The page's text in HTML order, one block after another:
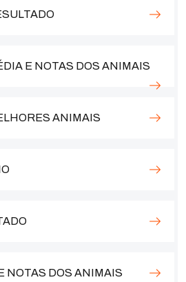
E NOTAS DOS ANIMAIS
ANIMAIS
NOTAS DOS ANIMAIS